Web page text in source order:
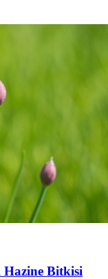
Hazine Bitkisi